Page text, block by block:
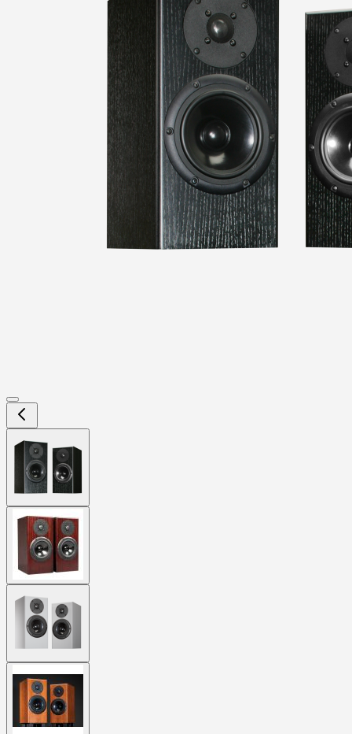
larger
image
View
larger
image
larger
image
larger
image